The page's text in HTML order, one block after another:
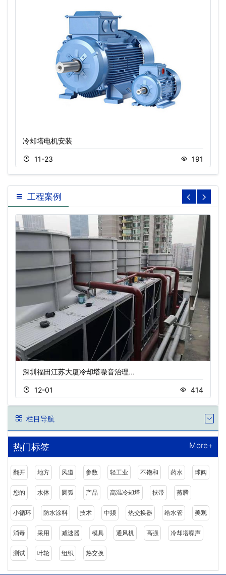
冷却塔电机安装
11-23 191
工程案例
深圳福田江苏大厦冷却塔噪音治理…
12-01 414
栏目导航
热门标签 More+
翻开 地方 风道 参数 轻工业 不饱和 药水 球阀
您的 水体 圆弧 产品 高温冷却塔 挟带 蒸腾
小循环 防水涂料 技术 中频 热交换器 给水管 美观
消毒 采用 减速器 模具 通风机 高强 冷却塔噪声
测试 叶轮 组织 热交换